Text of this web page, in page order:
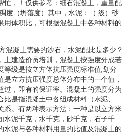
忙，！仅供参考：细石混凝土，重量配
度（坍落度）其中，水泥：（.级）砂
用体积比，可根据混凝土中各种材料的
混凝土需要的沙石，水泥配比是多少？
土建造价员培训，混凝土按强度分成若
等级是按立方体抗压强度标准值,划分
是立方抗压强度总体分布中的一个值，
过，即有的保证率。混凝土的强度分为
是指混凝土中各组成材料（水泥、
系。有两种表示方法：一种是以立方米
水泥千克，水千克，砂千克，石子千
水泥与各种材料用量的比值及混凝土的